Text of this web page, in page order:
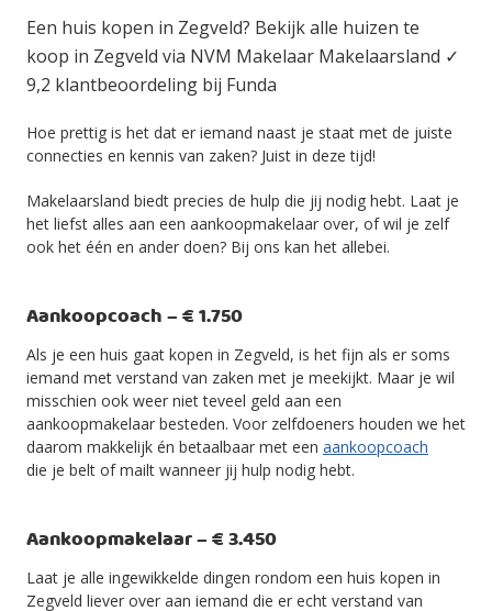
Een huis kopen in Zegveld? Bekijk alle huizen te
koop in Zegveld via NVM Makelaar Makelaarsland ✓
9,2 klantbeoordeling bij Funda
Hoe prettig is het dat er iemand naast je staat met de juiste
connecties en kennis van zaken? Juist in deze tijd!
Makelaarsland biedt precies de hulp die jij nodig hebt. Laat je
het liefst alles aan een aankoopmakelaar over, of wil je zelf
ook het één en ander doen? Bij ons kan het allebei.
Aankoopcoach – € 1.750
Als je een huis gaat kopen in Zegveld, is het fijn als er soms
iemand met verstand van zaken met je meekijkt. Maar je wil
misschien ook weer niet teveel geld aan een
aankoopmakelaar besteden. Voor zelfdoeners houden we het
daarom makkelijk én betaalbaar met een aankoopcoach
die je belt of mailt wanneer jij hulp nodig hebt.
Aankoopmakelaar – € 3.450
Laat je alle ingewikkelde dingen rondom een huis kopen in
Zegveld liever over aan iemand die er echt verstand van